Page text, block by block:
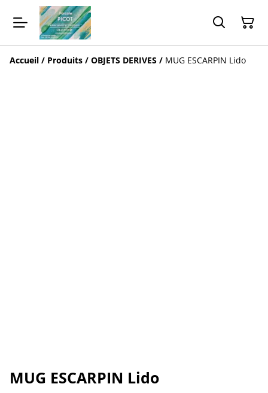
Accueil / Produits / OBJETS DERIVES / MUG ESCARPIN Lido
MUG ESCARPIN Lido